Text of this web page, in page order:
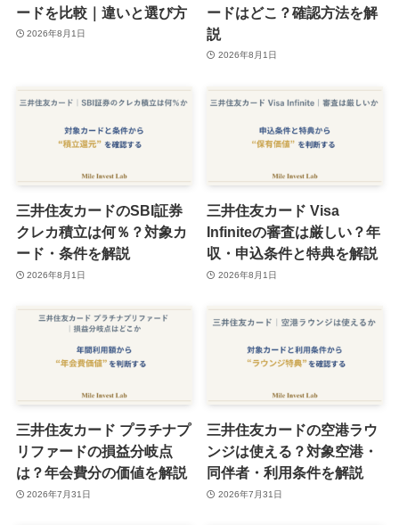
ードを比較｜違いと選び方
2026年8月1日
ードはどこ？確認方法を解
説
2026年8月1日
三井住友カードのSBI証券
クレカ積立は何％？対象カ
ード・条件を解説
2026年8月1日
三井住友カード Visa
Infiniteの審査は厳しい？年
収・申込条件と特典を解説
2026年8月1日
三井住友カード プラチナプ
リファードの損益分岐点
は？年会費分の価値を解説
2026年7月31日
三井住友カードの空港ラウ
ンジは使える？対象空港・
同伴者・利用条件を解説
2026年7月31日